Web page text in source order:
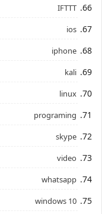
IFTTT
ios
iphone
kali
linux
programing
skype
video
whatsapp
windows 10